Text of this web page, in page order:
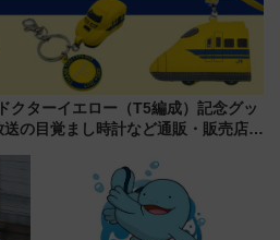
クターイエロー（T5編成）記念グッ
の目覚まし時計など通販・販売店舗